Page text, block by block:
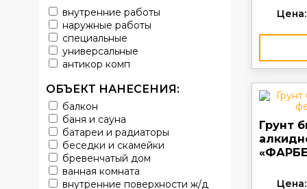
Краска
Покрытие
грунт эмаль
защитное покрытие
внутренние работы
наружные работы
специальные
универсальные
антикор комп
ОБЪЕКТ НАНЕСЕНИЯ:
балкон
баня и сауна
батареи и радиаторы
беседки и скамейки
бревенчатый дом
ванная комната
внутренние поверхности ж/д
Цена:
Грунт
Цена: